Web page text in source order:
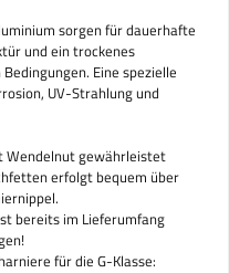
sorgen für dauerhafte
und ein trockenes
Eine spezielle
UV-Strahlung und
Wendelnut gewährleistet
erfolgt bequem über
bereits im Lieferumfang
für die G-Klasse: